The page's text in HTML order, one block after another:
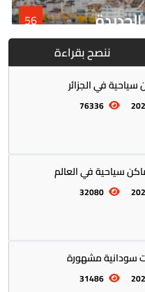
56
ننصح بقراءة
في الجزائر
76336
32080
مشهورة
31486